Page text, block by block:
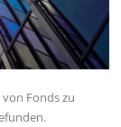
Fonds zu